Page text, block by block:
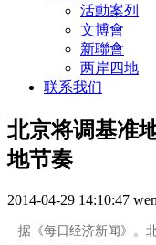
活動案列
文博會
新聯會
两岸四地
联系我们
北京将调基准
地节奏
2014-04-29 14:10:47 wen
据《每日经济新闻》。